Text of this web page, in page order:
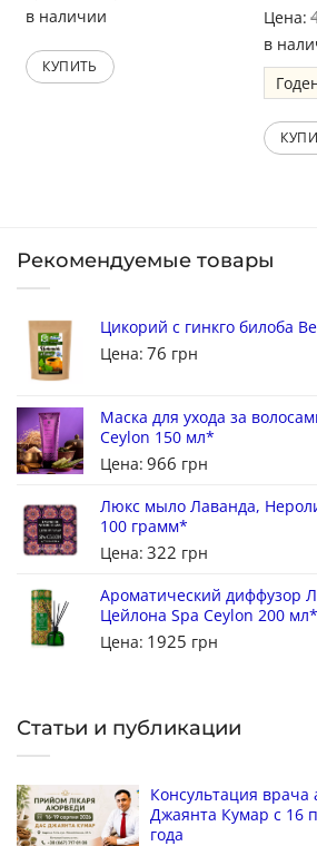
в наличии
КУПИТЬ
Цена:
в
Рекомендуемые товары
Цикорий с гинкго билоба
Цена: 76 грн
Маска для ухода за
Ceylon 150 мл*
Цена: 966 грн
Люкс мыло Лаванда,
100 грамм*
Цена: 322 грн
Ароматический диффузор
Цейлона Spa Ceylon 200 мл*
Цена: 1925 грн
Статьи и публикации
Консультация
Джаянта Кумар с 16
года